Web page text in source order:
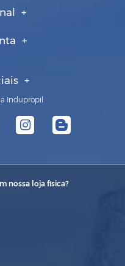
Indupropil
nossa loja física?